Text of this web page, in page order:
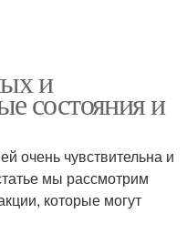
и
состояния и
очень чувствительна и
мы рассмотрим
которые могут